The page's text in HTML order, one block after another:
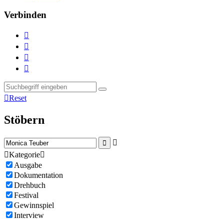
Verbinden




Reset
Stöbern


Kategorie
Ausgabe
Dokumentation
Drehbuch
Festival
Gewinnspiel
Interview